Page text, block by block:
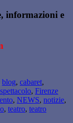
informazioni e
blog, cabaret,
, Firenze
, NEWS, notizie,
, teatro, teatro